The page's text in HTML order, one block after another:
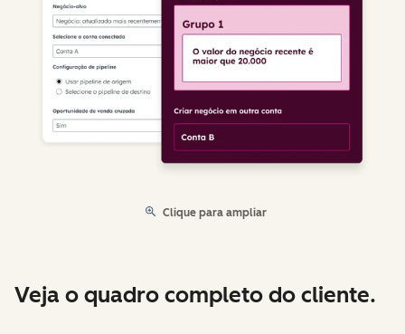
Clique para ampliar
Veja o quadro completo do cliente.